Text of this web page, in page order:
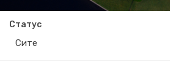
Статус
Сите